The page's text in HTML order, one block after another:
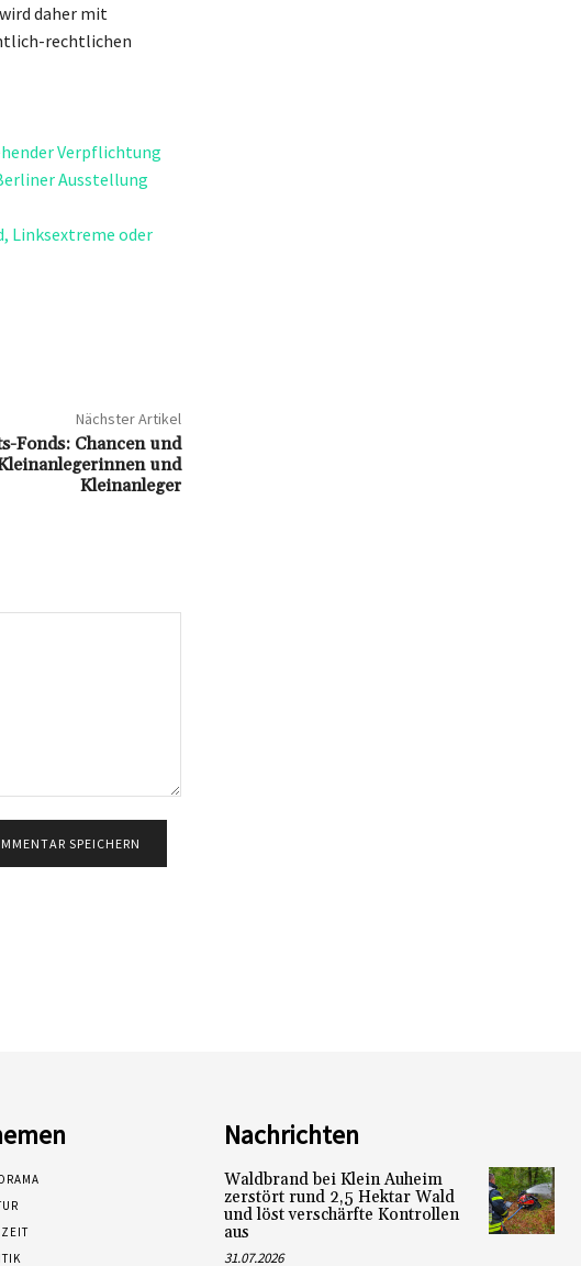
daher mit
rechtlichen
Verpflichtung
Ausstellung
Linksextreme oder
Nächster Artikel
Fonds: Chancen und
und
Kleinanleger
Nachrichten
Waldbrand bei Klein Auheim
zerstört rund 2,5 Hektar Wald
und löst verschärfte Kontrollen
aus
31.07.2026